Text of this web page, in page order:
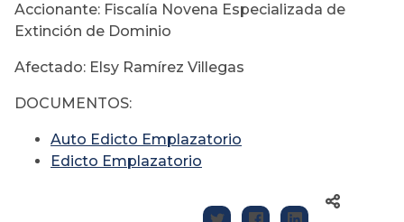
Accionante: Fiscalía Novena Especializada de
Extinción de Dominio
Afectado: Elsy Ramírez Villegas
DOCUMENTOS:
Auto Edicto Emplazatorio
Edicto Emplazatorio